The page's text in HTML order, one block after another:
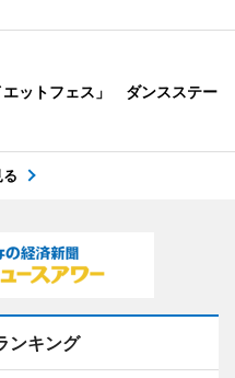
エットフェス」 ダンスステー
る
ンキング